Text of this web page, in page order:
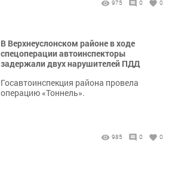
975 0 0
В Верхнеуслонском районе в ходе
спецоперации автоинспекторы
задержали двух нарушителей ПДД
Госавтоинспекция района провела
операцию «Тоннель».
985 0 0